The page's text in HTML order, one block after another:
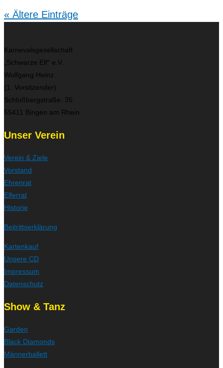
« Ältere Einträge
Karnevalsgesellschaft
„Schwarze Elf“ e.V.
Wolfgang Heinz
(1. Vorsitzender)
Schloßbergstraße. 35
55411 Bingen am Rhein
Unser Verein
Verein & Ziele
Vorstand
Ehrenrat
Elferrat
Historie
Beitrittserklärung
Kartenkauf
Unsere CD
Impressum
Datenschutz
Show & Tanz
Garden
Black Diamonds
Männerballett